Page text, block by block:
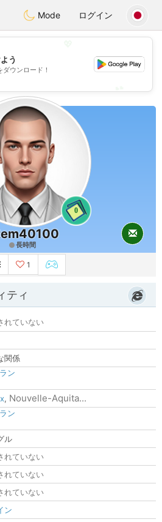
Handi Space
Mode ログイン
う
ウンロード！
0
長時間
1
ティ
れていない
関係
ン
, Nouvelle-Aquita...
ン
ル
れていない
れていない
れていない
ン